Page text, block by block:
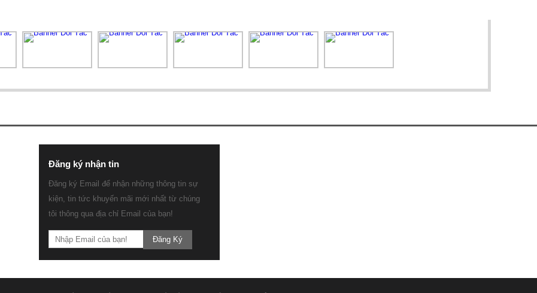
Đăng ký nhận tin
Đăng ký Email để nhận những thông tin sự
kiện, tin tức khuyến mãi mới nhất từ chúng
tôi thông qua địa chỉ Email của bạn!
Đăng Ký